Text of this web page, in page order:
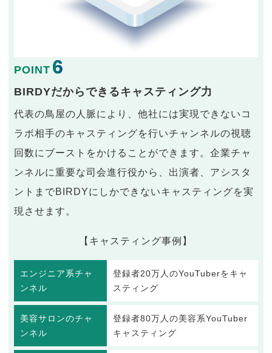
POINT 6
BIRDYだからできるキャスティング力
代表の鳥屋の人脈により、他社には実現できないコ
ラボ相手のキャスティングを行いチャンネルの視聴
回数にブーストをかけることができます。企業チャ
ンネルに重要な司会進行役から、出演者、アシスタ
ントまでBIRDYにしかできないキャスティングを実
現させます。
【キャスティング事例】
エンジニア系チャ
ンネル
登録者20万人のYouTuberをキャ
スティング
美容サロンのチャ
ンネル
登録者80万人の美容系YouTuber
キャスティング